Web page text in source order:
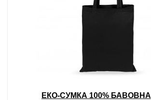
ЕКО-СУМКА 100% БАВОВНА